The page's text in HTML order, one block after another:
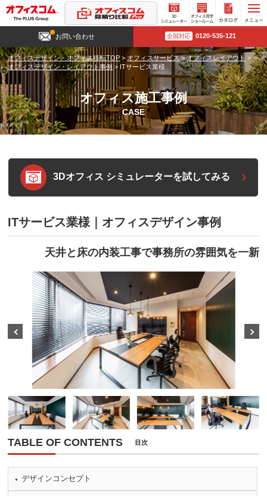
3D
シミュ
レータ
ー
オフィ
ス見学
ショー
ルーム
お問い合わせ 全国対応 0120-535-121
オフィスデザイン・オフィス移転TOP > オフィスサービス>オフィスレイアウト >
オフィスデザイン・レイアウト事例 > ITサービス業様
オフィス施工事例
CASE
3Dオフィス シミュレーターを試してみる
ITサービス業様｜オフィスデザイン事例
天井と床の内装工事で事務所の雰囲気を一新
TABLE OF CONTENTS 目次
デザインコンセプト